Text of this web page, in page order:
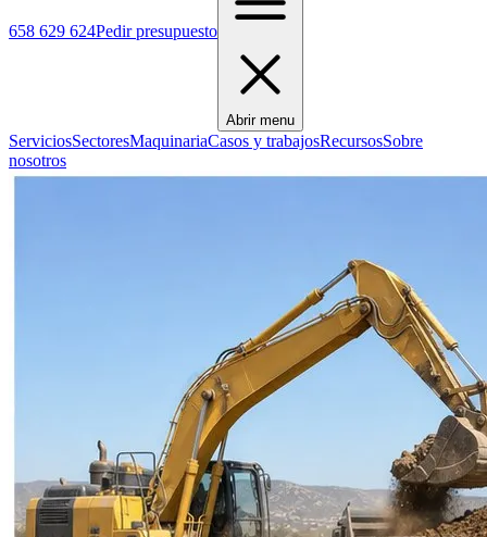
658 629 624Pedir presupuesto
Abrir menu
ServiciosSectoresMaquinariaCasos y trabajosRecursosSobre
nosotros